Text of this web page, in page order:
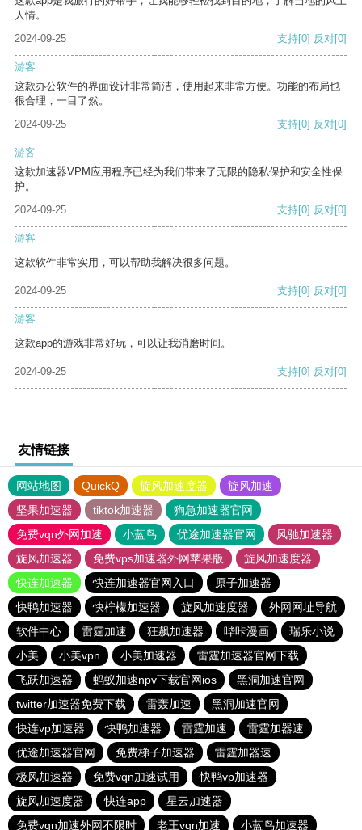
人情。
2024-09-25
支持[0] 反对[0]
游客
这款办公软件的界面设计非常简洁，使用起来非常方便。功能的布局也
很合理，一目了然。
2024-09-25
支持[0] 反对[0]
游客
这款加速器VPM应用程序已经为我们带来了无限的隐私保护和安全性保
护。
2024-09-25
支持[0] 反对[0]
游客
这款软件非常实用，可以帮助我解决很多问题。
2024-09-25 支持[0] 反对[0]
游客
这款app的游戏非常好玩，可以让我消磨时间。
2024-09-25 支持[0] 反对[0]
友情链接
网站地图 QuickQ 旋风加速度器
旋风加速
坚果加速器
tiktok加速器
狗急加速器官网
免费vqn外网加速
小蓝鸟 优途加速器官网
风驰加速器
旋风加速器
免费vps加速器外网苹果版
旋风加速度器
快连加速器
快连加速器官网入口
原子加速器
快鸭加速器
快柠檬加速器 旋风加速度器
外网网址导航
软件中心
雷霆加速 狂飙加速器 哔咔漫画
瑞乐小说
小美
小美vpn 小美加速器
雷霆加速器官网下载
飞跃加速器
蚂蚁加速npv下载官网ios
黑洞加速官网
twitter加速器免费下载
雷轰加速
黑洞加速官网
快连vp加速器
快鸭加速器 雷霆加速
雷霆加器速
优途加速器官网
免费梯子加速器
雷霆加器速
极风加速器
免费vqn加速试用
快鸭vp加速器
旋风加速度器
快连app
星云加速器
免费vqn加速外网不限时
老王vqn加速 小蓝鸟加速器